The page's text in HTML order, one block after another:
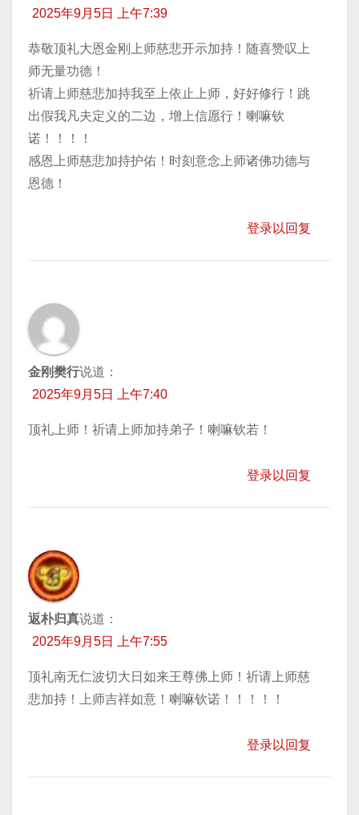
2025年9月5日 上午7:39
恭敬顶礼大恩金刚上师慈悲开示加持！随喜赞叹上
师无量功德！
祈请上师慈悲加持我至上依止上师，好好修行！跳
出假我凡夫定义的二边，增上信愿行！喇嘛钦
诺！！！！
感恩上师慈悲加持护佑！时刻意念上师诸佛功德与
恩德！
登录以回复
金刚樊行说道：
2025年9月5日 上午7:40
顶礼上师！祈请上师加持弟子！喇嘛钦若！
登录以回复
返朴归真说道：
2025年9月5日 上午7:55
顶礼南无仁波切大日如来王尊佛上师！祈请上师慈
悲加持！上师吉祥如意！喇嘛钦诺！！！！！
登录以回复